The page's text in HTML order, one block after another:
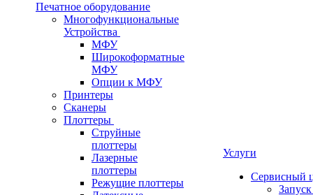
Печатное оборудование
Многофункциональные
Устройства
МФУ
Широкоформатные
МФУ
Опции к МФУ
Принтеры
Сканеры
Плоттеры
Струйные
плоттеры
Лазерные
плоттеры
Режущие плоттеры
Услуги
Сервисный